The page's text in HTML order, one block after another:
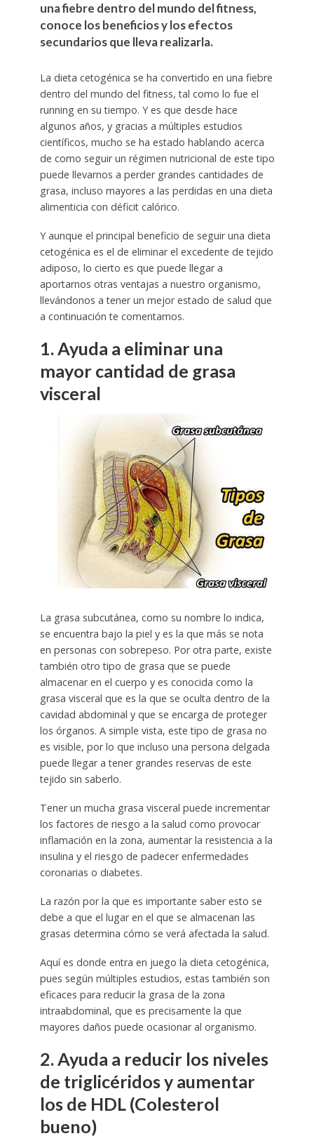
una fiebre dentro del mundo del fitness,
conoce los beneficios y los efectos
secundarios que lleva realizarla.
La dieta cetogénica se ha convertido en una fiebre
dentro del mundo del fitness, tal como lo fue el
running en su tiempo. Y es que desde hace
algunos años, y gracias a múltiples estudios
científicos, mucho se ha estado hablando acerca
de como seguir un régimen nutricional de este tipo
puede llevarnos a perder grandes cantidades de
grasa, incluso mayores a las perdidas en una dieta
alimenticia con déficit calórico.
Y aunque el principal beneficio de seguir una dieta
cetogénica es el de eliminar el excedente de tejido
adiposo, lo cierto es que puede llegar a
aportarnos otras ventajas a nuestro organismo,
llevándonos a tener un mejor estado de salud que
a continuación te comentamos.
1. Ayuda a eliminar una
mayor cantidad de grasa
visceral
La grasa subcutánea, como su nombre lo indica,
se encuentra bajo la piel y es la que más se nota
en personas con sobrepeso. Por otra parte, existe
también otro tipo de grasa que se puede
almacenar en el cuerpo y es conocida como la
grasa visceral que es la que se oculta dentro de la
cavidad abdominal y que se encarga de proteger
los órganos. A simple vista, este tipo de grasa no
es visible, por lo que incluso una persona delgada
puede llegar a tener grandes reservas de este
tejido sin saberlo.
Tener un mucha grasa visceral puede incrementar
los factores de riesgo a la salud como provocar
inflamación en la zona, aumentar la resistencia a la
insulina y el riesgo de padecer enfermedades
coronarias o diabetes.
La razón por la que es importante saber esto se
debe a que el lugar en el que se almacenan las
grasas determina cómo se verá afectada la salud.
Aquí es donde entra en juego la dieta cetogénica,
pues según múltiples estudios, estas también son
eficaces para reducir la grasa de la zona
intraabdominal, que es precisamente la que
mayores daños puede ocasionar al organismo.
2. Ayuda a reducir los niveles
de triglicéridos y aumentar
los de HDL (Colesterol
bueno)